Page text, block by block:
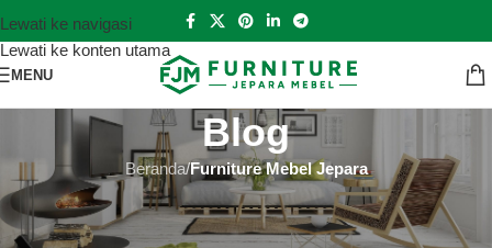
Lewati ke navigasi
Lewati ke konten utama
MENU
Blog
Beranda/Furniture Mebel Jepara
FURNITURE MEBEL JEPARA
Kursi Tamu Ukir Jepara Online di